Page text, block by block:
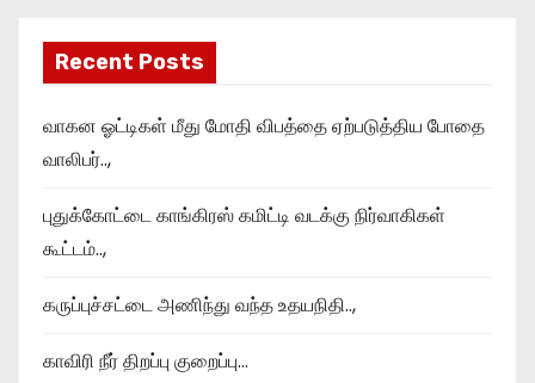
Recent Posts
வாகன ஓட்டிகள் மீது மோதி விபத்தை ஏற்படுத்திய போதை
வாலிபர்..,
புதுக்கோட்டை காங்கிரஸ் கமிட்டி வடக்கு நிர்வாகிகள்
கூட்டம்..,
கருப்புச்சட்டை அணிந்து வந்த உதயநிதி..,
காவிரி நீர் திறப்பு குறைப்பு…